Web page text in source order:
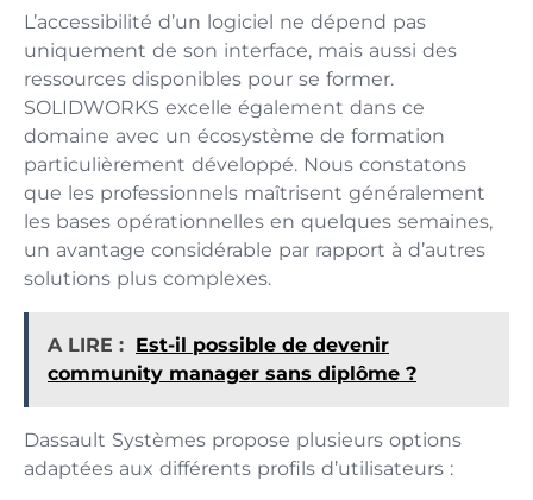
L’accessibilité d’un logiciel ne dépend pas
uniquement de son interface, mais aussi des
ressources disponibles pour se former.
SOLIDWORKS excelle également dans ce
domaine avec un écosystème de formation
particulièrement développé. Nous constatons
que les professionnels maîtrisent généralement
les bases opérationnelles en quelques semaines,
un avantage considérable par rapport à d’autres
solutions plus complexes.
A LIRE : Est-il possible de devenir
community manager sans diplôme ?
Dassault Systèmes propose plusieurs options
adaptées aux différents profils d’utilisateurs :